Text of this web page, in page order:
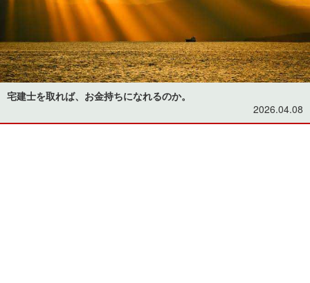
宅建士を取れば、お金持ちになれるのか。
2026.04.08